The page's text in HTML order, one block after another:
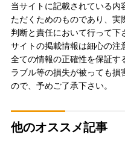
当サイトに記載されている
ただくためのものであり、
判断と責任において行って下
サイトの掲載情報は細心の注
全ての情報の正確性を保証す
ラブル等の損失が被っても損
ので、予めご了承下さい。
他のオススメ記事